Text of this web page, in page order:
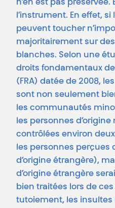
n’en est pas
l’instrument. En effet,
peuvent toucher
majoritairement sur
blanches. Selon une
droits fondamentaux
(FRA) datée de 2008,
sont non seulement
les communautés
les personnes
contrôlées environ
les personnes perçues
d’origine étrangère),
d’origine étrangère
bien traitées lors de
tutoiement, les insultes